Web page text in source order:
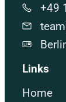
+49
Links
Home